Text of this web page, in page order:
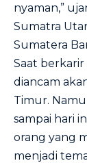
nyaman,”
Sumatra
Sumatera
Saat
diancam
Timur.
sampai hari
orang yang
menjadi